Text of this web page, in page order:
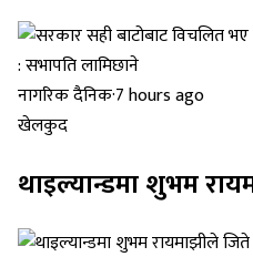
नागरिक दैनिक·7 hours ago
खेलकुद
थाइल्यान्डमा शुभम